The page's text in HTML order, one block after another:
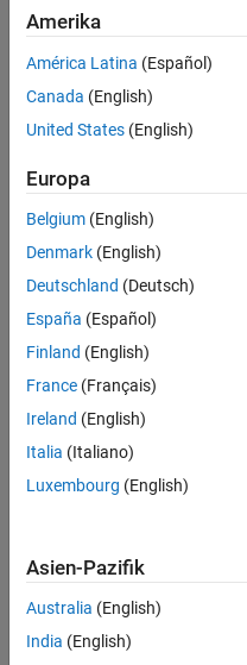
Amerika
América Latina (Español)
Canada (English)
United States (English)
Europa
Belgium (English)
Denmark (English)
Deutschland (Deutsch)
España (Español)
Finland (English)
France (Français)
Ireland (English)
Italia (Italiano)
Luxembourg (English)
Asien-Pazifik
Australia (English)
India (English)
Trust Center
Datendiebstahl verhindern
© 1994-2026 The